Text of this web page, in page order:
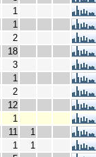
1
1
2
18
3
1
2
12
1
11
1
1
1